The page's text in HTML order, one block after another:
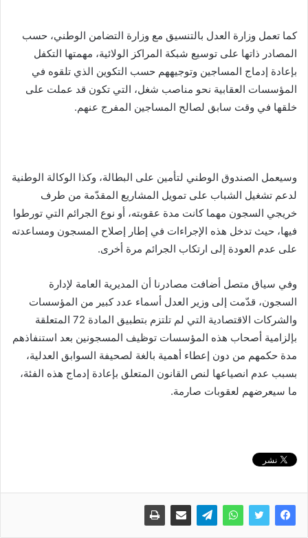
كما تعمل وزارة العدل بالتنسيق مع وزارة التضامن الوطني، حسب
المصادر ذاتها على توسيع شبكة المراكز الولائية، مهمتها التكفل
بإعادة إدماج المساجين وتوجيههم حسب التكوين الذي تلقوه في
المؤسسات العقابية نحو مناصب شغل، التي تكون قد عملت على
خلقها في وقت سابق لصالح المساجين المفرج عنهم.
وسيعمل الصندوق الوطني لتأمين على البطالة، وكذا الوكالة الوطنية
لدعم تشغيل الشباب على تمويل المشاريع المقدّمة من طرف
خريجي السجون مهما كانت مدة عقوبته، أو نوع الجرائم التي تورطوا
فيها، حيث تدخل هذه الإجراءات في إطار إصلاح المسجون ومساعدته
على عدم العودة إلى ارتكاب الجرائم مرة أخرى.
وفي سياق متصل أضافت مصادرنا أن المديرية العامة لإدارة
السجون، قدّمت إلى وزير العدل أسماء عدد كبير من المؤسسات
والشركات الاقتصادية التي لم تلتزم بتطبيق المادة 72 المتعلقة
بإلزامية أصحاب هذه المؤسسات توظيف المسجونين بعد استنفاذهم
مدة حكمهم من دون إعطاء أهمية بالغة لصحيفة السوابق العدلية،
بسبب عدم انصياعها لنص القانون المتعلق بإعادة إدماج هذه الفئة،
ما سيعرضهم لعقوبات صارمة.